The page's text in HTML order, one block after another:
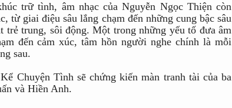
trữ tình, âm nhạc của Nguyễn Ngọc Thiện còn
từ giai điệu sâu lắng chạm đến những cung bậc sâu
trẻ trung, sôi động. Một trong những yếu tố đưa âm
đến cảm xúc, tâm hồn người nghe chính là mỗi
sau.
Chuyện Tình sẽ chứng kiến màn tranh tài của ba
và Hiền Anh.